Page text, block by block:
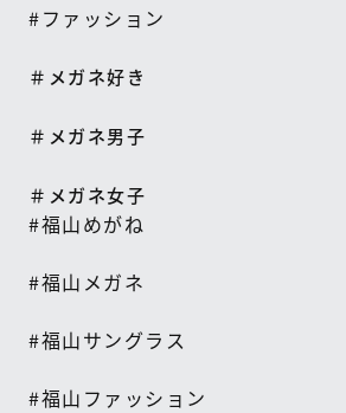
#ファッション
＃メガネ好き
＃メガネ男子
＃メガネ女子
#福山めがね
#福山メガネ
#福山サングラス
#福山ファッション